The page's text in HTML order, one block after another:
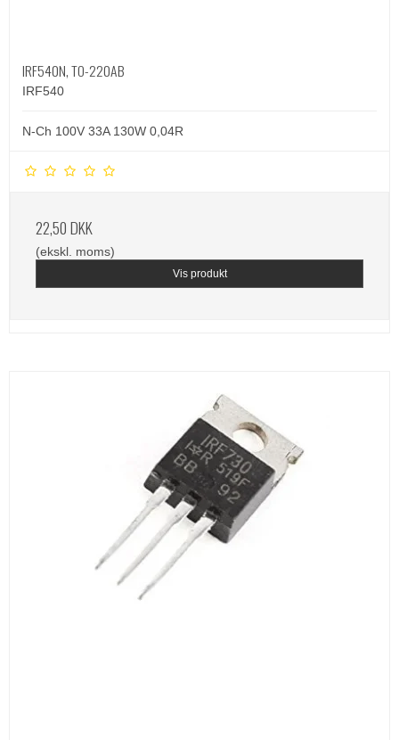
IRF540N, TO-220AB
IRF540
N-Ch 100V 33A 130W 0,04R
22,50 DKK
(ekskl. moms)
Vis produkt